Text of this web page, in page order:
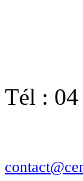
Tél :